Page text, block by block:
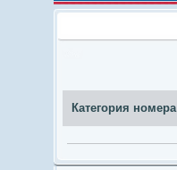
Категория номера